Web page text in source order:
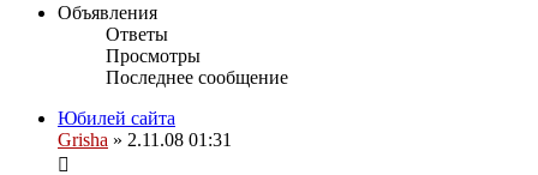
Объявления
Ответы
Просмотры
Последнее сообщение
Юбилей сайта
Grisha » 2.11.08 01:31